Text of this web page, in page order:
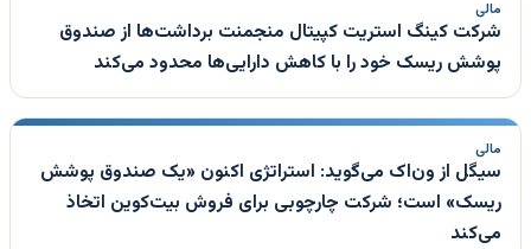
مالی
شرکت کینگ استریت کپیتال منجمنت برداشت‌ها از صندوق
پوشش ریسک خود را با کاهش دارایی‌ها محدود می‌کند
مالی
سیگل از ون‌اک می‌گوید: استراتژی اکنون «یک صندوق پوشش
ریسک» است؛ شرکت چارچوبی برای فروش بیت‌کوین اتخاذ
می‌کند